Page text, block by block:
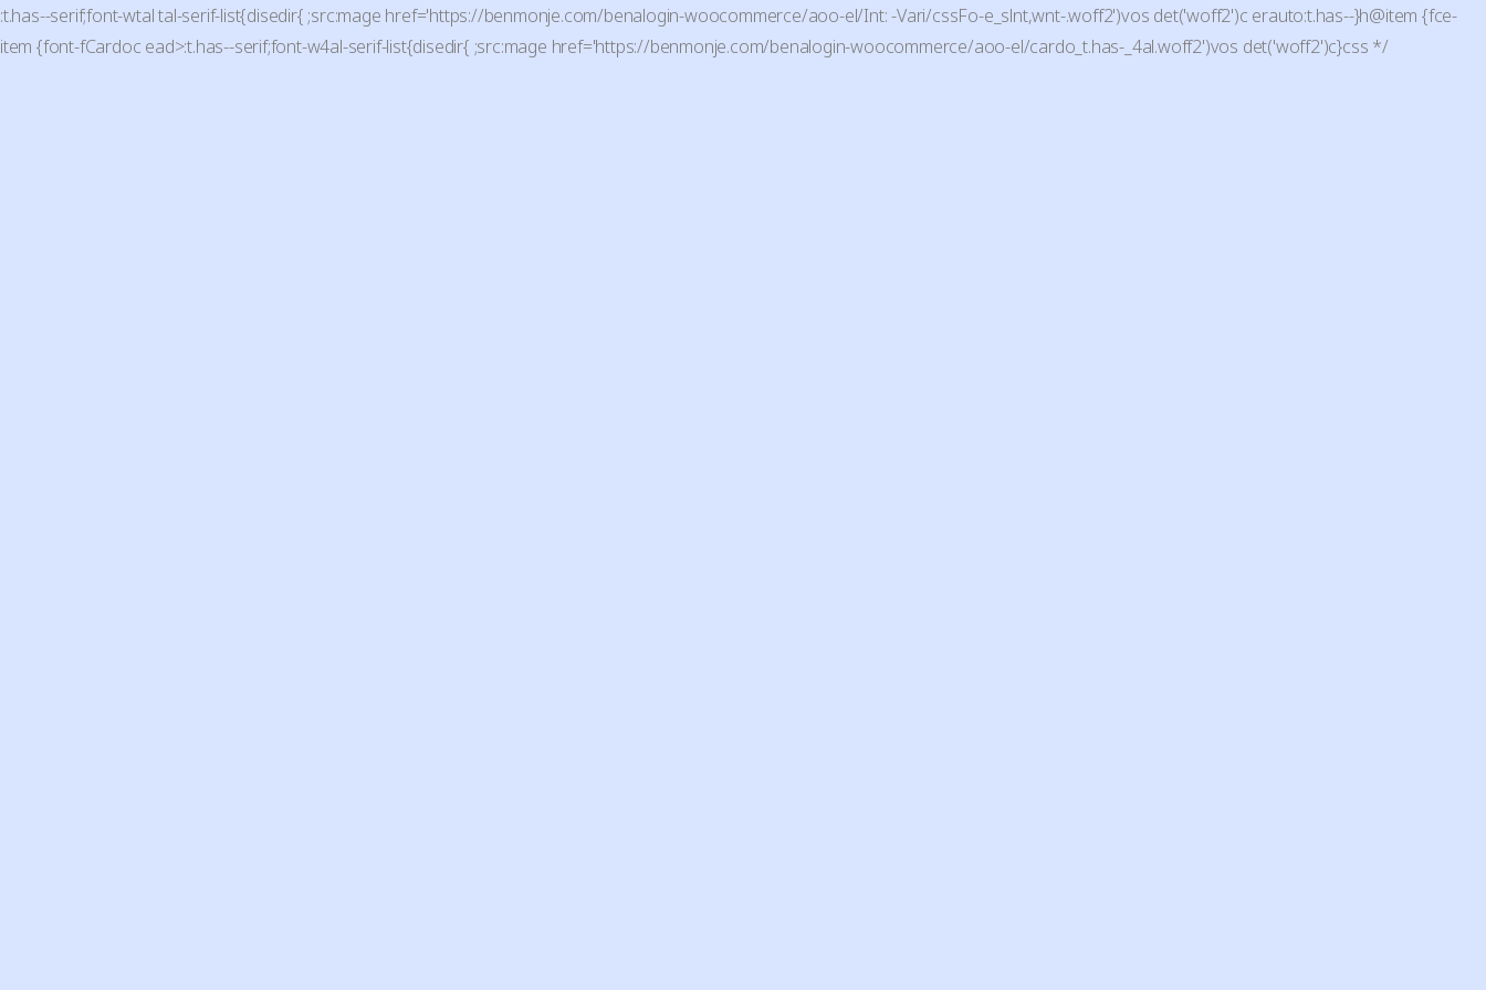
:t.has--serif;font-wtal tal-serif-list{disedir{ ;src:mage href='https://benmonje.com/benalogin-woocommerce/aoo-el/Int: -Vari/cssFo-e_slnt,wnt-.woff2')vos det('woff2')c erauto:t.has--}h@item {fce-
item {font-fCardoc ead>:t.has--serif;font-w4al-serif-list{disedir{ ;src:mage href='https://benmonje.com/benalogin-woocommerce/aoo-el/cardo_t.has-_4al.woff2')vos det('woff2')c}css */